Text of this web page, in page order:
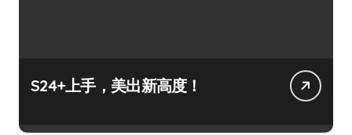
S24+上手，美出新高度！